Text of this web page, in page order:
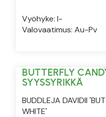
Vyöhyke: I-
Valovaatimus: Au-Pv
BUTTERFLY
SYYSSYRIKKÄ
BUDDLEJA DAVIDII
WHITE'